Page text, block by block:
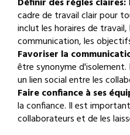
cadre de travail clair pour
inclut les horaires de
communication, les
Favoriser la
être synonyme
un lien social entre les
Faire confiance à ses
la confiance. Il est
collaborateurs et de les